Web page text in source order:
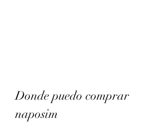
Donde puedo comprar
naposim